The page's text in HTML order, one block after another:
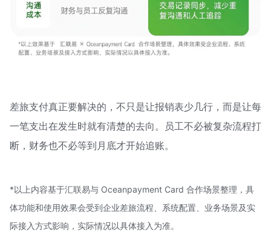
差旅支付真正要解决的，不只是让报销表少几行，而是让每
一笔支出在发生时就有清楚的去向。员工不必被复杂流程打
断，财务也不必等到月底才开始追账。
*以上内容基于汇联易与 Oceanpayment Card 合作场景整理，具
体功能和使用效果会受到企业差旅流程、系统配置、业务场景及实
际接入方式影响，实际情况以具体接入为准。